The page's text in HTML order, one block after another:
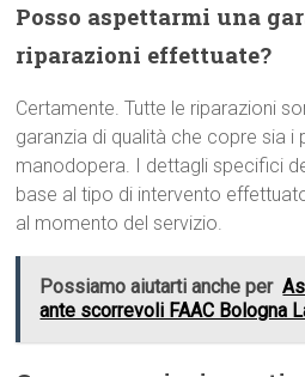
Posso aspettarmi una
riparazioni effettuate?
Certamente. Tutte le riparazioni
garanzia di qualità che copre sia i
manodopera. I dettagli specifici
base al tipo di intervento
al momento del servizio.
Possiamo aiutarti anche per
ante scorrevoli FAAC Bologna